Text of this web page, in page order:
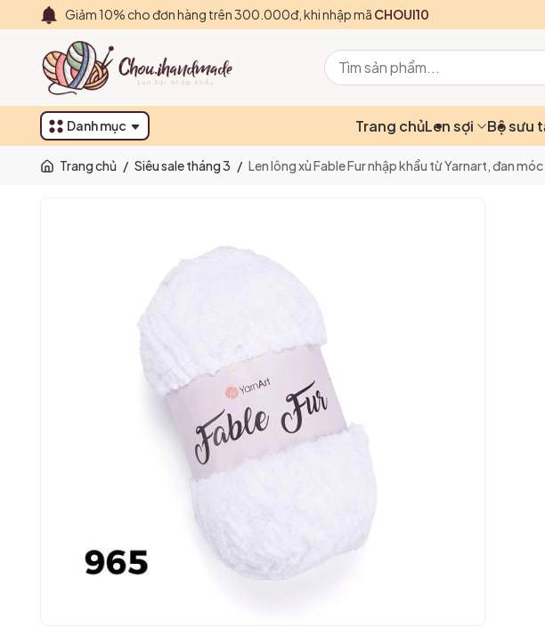
Giảm 10% cho đơn hàng trên 300.000đ, khi nhập mã CHOUI10
Danh mục Trang chủLen sợi Bộ sưu
Trang chủ / Siêu sale tháng 3 / Len lông xù Fable Fur nhập khẩu từ Yarnart, đan